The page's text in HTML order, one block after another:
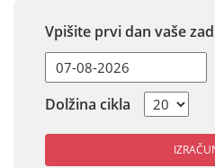
Vpišite prvi dan vaše
Dolžina cikla